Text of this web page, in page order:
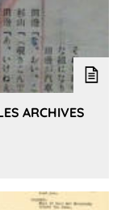
ARCHIVES